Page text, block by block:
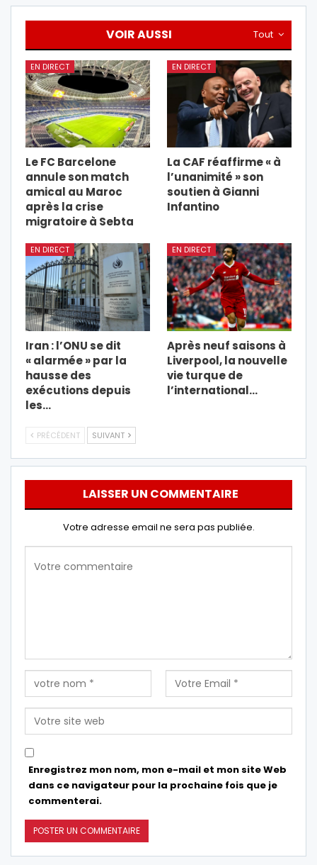
Tout
VOIR AUSSI
EN DIRECT
Le FC Barcelone
annule son match
amical au Maroc
après la crise
migratoire à Sebta
EN DIRECT
La CAF réaffirme « à
l’unanimité » son
soutien à Gianni
Infantino
EN DIRECT
Iran : l’ONU se dit
« alarmée » par la
hausse des
exécutions depuis
les…
EN DIRECT
Après neuf saisons à
Liverpool, la nouvelle
vie turque de
l’international…
PRÉCÉDENT SUIVANT
LAISSER UN COMMENTAIRE
Votre adresse email ne sera pas publiée.
Enregistrez mon nom, mon e-mail et mon site Web
dans ce navigateur pour la prochaine fois que je
commenterai.